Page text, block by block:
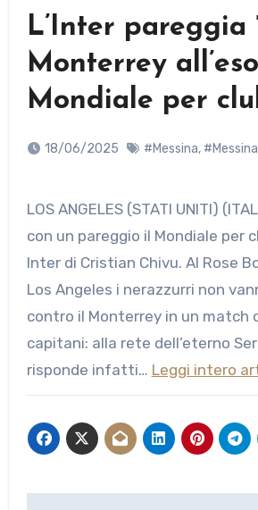
L’Inter pareggia
Monterrey
Mondiale per
18/06/2025 #Messina,
LOS ANGELES (STATI UNITI) (ITALPRESS) – Inizia
con un pareggio il Mondiale per
Inter di Cristian Chivu. Al Rose
Los Angeles i nerazzurri non
contro il Monterrey in un match
capitani: alla rete dell’eterno
risponde infatti… Leggi intero